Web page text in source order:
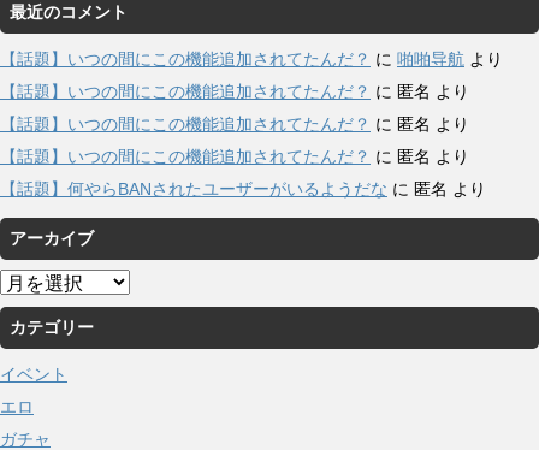
最近のコメント
【話題】いつの間にこの機能追加されてたんだ？ に 啪啪导航 より
【話題】いつの間にこの機能追加されてたんだ？ に 匿名 より
【話題】いつの間にこの機能追加されてたんだ？ に 匿名 より
【話題】いつの間にこの機能追加されてたんだ？ に 匿名 より
【話題】何やらBANされたユーザーがいるようだな に 匿名 より
アーカイブ
ア
ー
カ
イ
ブ
カテゴリー
イベント
エロ
ガチャ